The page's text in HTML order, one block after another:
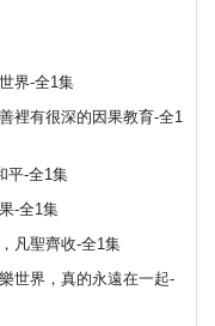
界-全1集
裡有很深的因果教育-全1
平-全1集
-全1集
凡聖齊收-全1集
世界，真的永遠在一起-